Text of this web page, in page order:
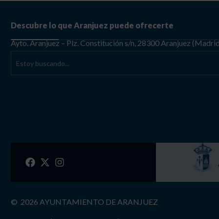
Descubre lo que Aranjuez puede ofrecerte
Ayto. Aranjuez – Plz. Constitución s/n, 28300 Aranjuez
© 2026 AYUNTAMIENTO DE ARANJUEZ